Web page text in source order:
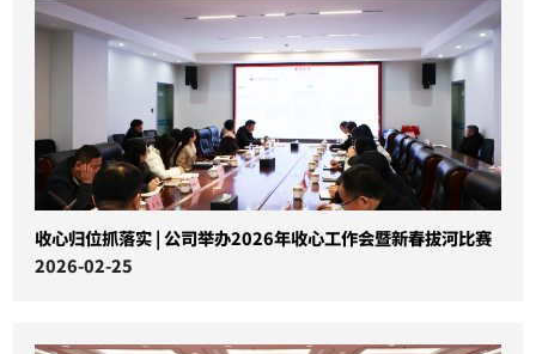
收心归位抓落实 | 公司举办2026年收心工作会暨新春拔河比赛
2026-02-25